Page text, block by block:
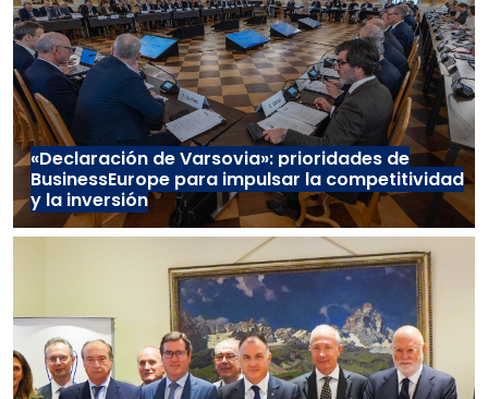
«Declaración de Varsovia»: prioridades de
BusinessEurope para impulsar la competitividad
y la inversión